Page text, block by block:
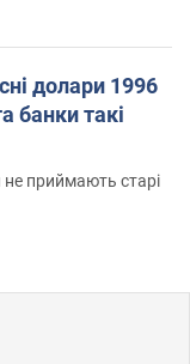
долари 1996
банки такі
приймають старі